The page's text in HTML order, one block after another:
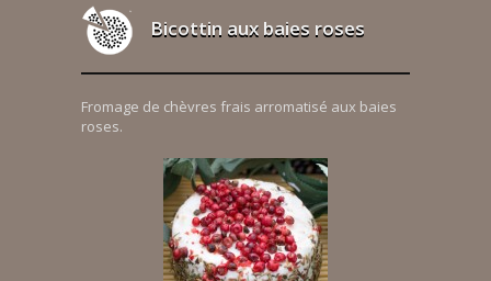
Bicottin aux baies roses
Fromage de chèvres frais arromatisé aux baies
roses.